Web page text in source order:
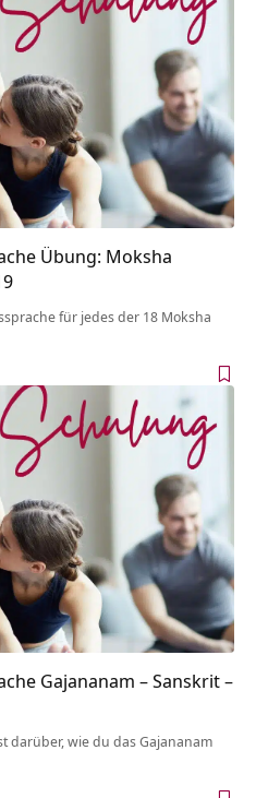
Übung: Moksha
für jedes der 18 Moksha
Gajananam – Sanskrit –
darüber, wie du das Gajananam